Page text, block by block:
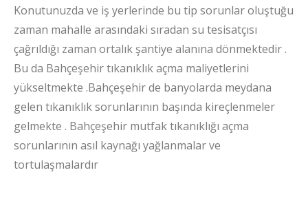
Konutunuzda ve iş yerlerinde bu tip sorunlar oluştuğu
zaman mahalle arasındaki sıradan su tesisatçısı
çağrıldığı zaman ortalık şantiye alanına dönmektedir .
Bu da Bahçeşehir tıkanıklık açma maliyetlerini
yükseltmekte .Bahçeşehir de banyolarda meydana
gelen tıkanıklık sorunlarının başında kireçlenmeler
gelmekte . Bahçeşehir mutfak tıkanıklığı açma
sorunlarının asıl kaynağı yağlanmalar ve
tortulaşmalardır